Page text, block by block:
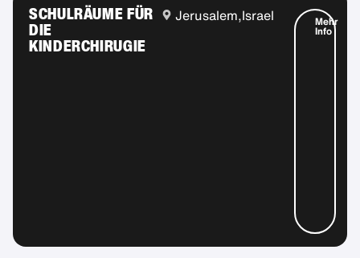
SCHULRÄUME FÜR
DIE
KINDERCHIRUGIE
Jerusalem,Israel Mehr
Info